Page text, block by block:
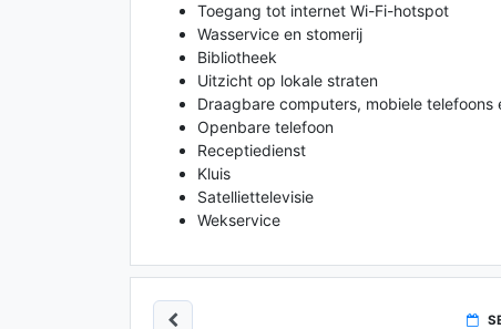
Toegang tot internet Wi-Fi-hotspot
Wasservice en stomerij
Bibliotheek
Uitzicht op lokale straten
Draagbare computers, mobiele
Openbare telefoon
Receptiedienst
Kluis
Satelliettelevisie
Wekservice